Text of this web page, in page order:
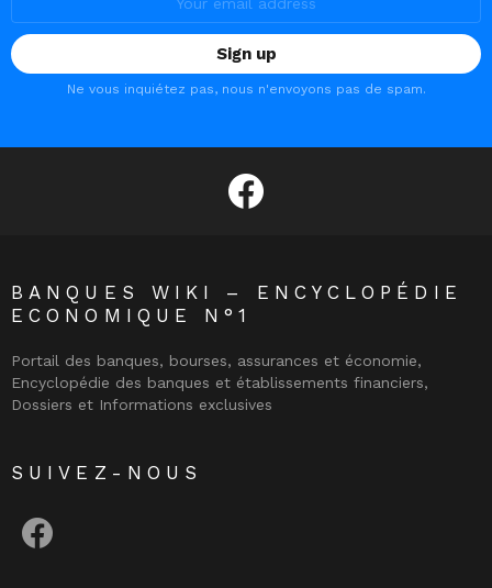
Ne vous inquiétez pas, nous n'envoyons pas de spam.
facebook
BANQUES WIKI – ENCYCLOPÉDIE
ECONOMIQUE N°1
Portail des banques, bourses, assurances et économie,
Encyclopédie des banques et établissements financiers,
Dossiers et Informations exclusives
SUIVEZ-NOUS